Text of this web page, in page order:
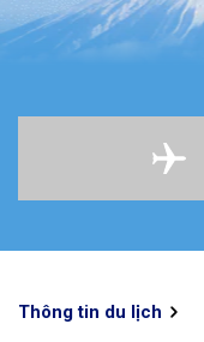
Thông tin du lịch